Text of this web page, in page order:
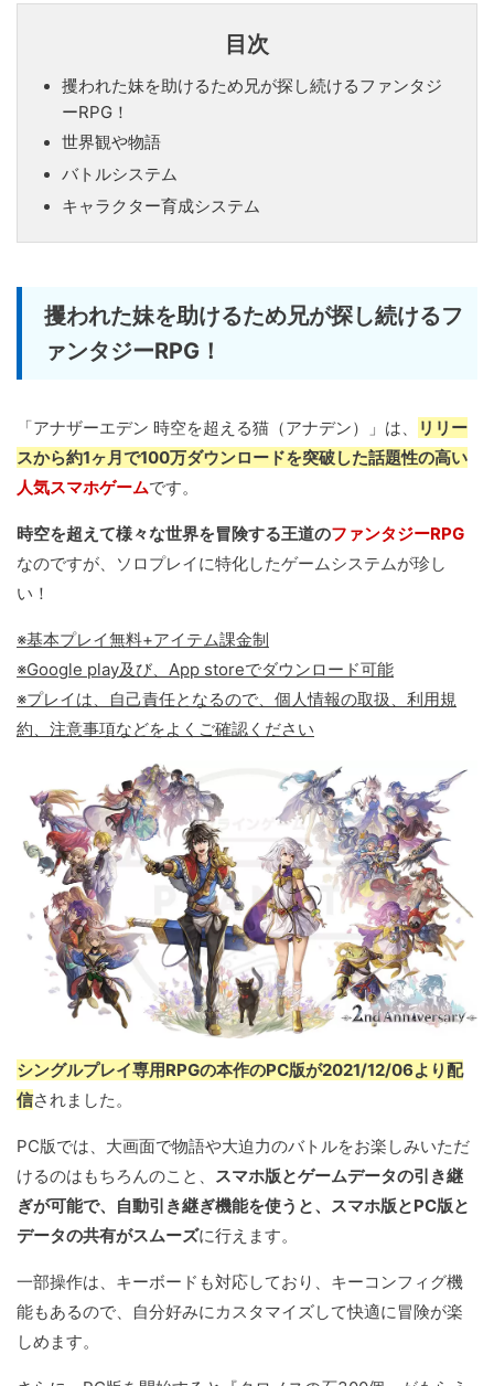
目次
攫われた妹を助けるため兄が探し続けるファンタジ
ーRPG！
世界観や物語
バトルシステム
キャラクター育成システム
攫われた妹を助けるため兄が探し続けるフ
ァンタジーRPG！
「アナザーエデン 時空を超える猫（アナデン）」は、
リリー
スから約1ヶ月で100万ダウンロードを突破した話題性の高い
人気スマホゲームです。
時空を超えて様々な世界を冒険する王道のファンタジーRPG
なのですが、ソロプレイに特化したゲームシステムが珍し
い！
※基本プレイ無料+アイテム課金制
※Google play及び、App storeでダウンロード可能
※プレイは、自己責任となるので、個人情報の取扱、利用規
約、注意事項などをよくご確認ください
シングルプレイ専用RPGの本作のPC版が2021/12/06より配
信されました。
PC版では、大画面で物語や大迫力のバトルをお楽しみいただ
けるのはもちろんのこと、
スマホ版とゲームデータの引き継
ぎが可能で、自動引き継ぎ機能を使うと、スマホ版とPC版と
データの共有がスムーズに行えます。
一部操作は、キーボードも対応しており、キーコンフィグ機
能もあるので、自分好みにカスタマイズして快適に冒険が楽
しめます。